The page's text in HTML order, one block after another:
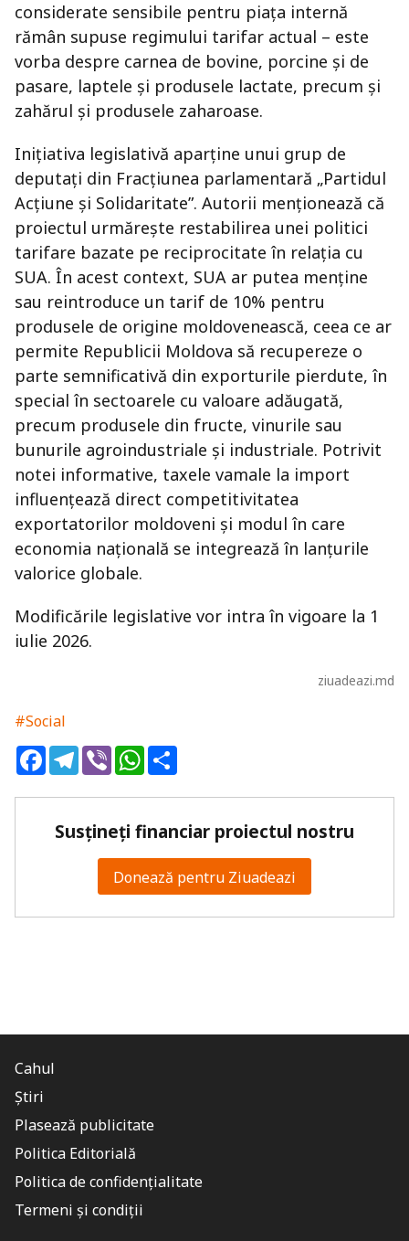
considerate sensibile pentru piața internă
rămân supuse regimului tarifar actual – este
vorba despre carnea de bovine, porcine și de
pasare, laptele și produsele lactate, precum și
zahărul și produsele zaharoase.
Inițiativa legislativă aparține unui grup de
deputați din Fracțiunea parlamentară „Partidul
Acțiune și Solidaritate”. Autorii menționează că
proiectul urmărește restabilirea unei politici
tarifare bazate pe reciprocitate în relația cu
SUA. În acest context, SUA ar putea menține
sau reintroduce un tarif de 10% pentru
produsele de origine moldovenească, ceea ce ar
permite Republicii Moldova să recupereze o
parte semnificativă din exporturile pierdute, în
special în sectoarele cu valoare adăugată,
precum produsele din fructe, vinurile sau
bunurile agroindustriale și industriale. Potrivit
notei informative, taxele vamale la import
influențează direct competitivitatea
exportatorilor moldoveni și modul în care
economia națională se integrează în lanțurile
valorice globale.
Modificările legislative vor intra în vigoare la 1
iulie 2026.
ziuadeazi.md
#Social
FacebookTelegram
ViberWhatsApp
Susțineți financiar proiectul nostru
Donează pentru Ziuadeazi
Cahul
Știri
Plasează publicitate
Politica Editorială
Politica de confidențialitate
Termeni și condiții